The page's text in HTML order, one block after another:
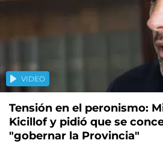
VIDEO
Tensión en el peronismo:
Kicillof y pidió que se
"gobernar la Provincia"